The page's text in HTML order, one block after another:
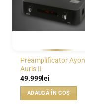
Preamplificator Ayon
Auris II
49.999lei
ADAUGĂ ÎN COȘ